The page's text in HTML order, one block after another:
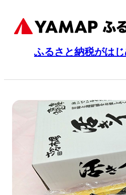
ふるさと納税がは